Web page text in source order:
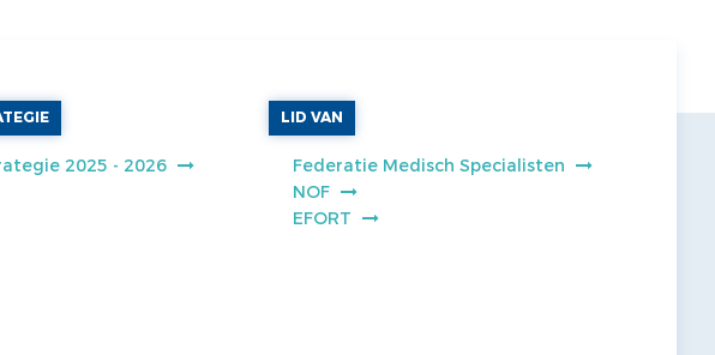
2025 - 2026
LID VAN
Federatie Medisch Specialisten
NOF
EFORT